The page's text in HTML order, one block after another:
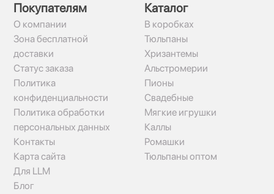
Покупателям
О компании
Зона бесплатной
доставки
Статус заказа
Политика
конфиденциальности
Политика обработки
персональных данных
Контакты
Карта сайта
Для LLM
Блог
Каталог
В коробках
Тюльпаны
Хризантемы
Альстромерии
Пионы
Свадебные
Мягкие игрушки
Каллы
Ромашки
Тюльпаны оптом